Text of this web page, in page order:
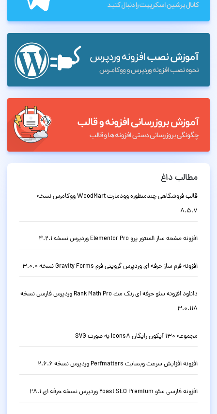
مطالب داغ
قالب فروشگاهی چندمنظوره وودمارت WoodMart ووکامرس نسخه
8.5.7
افزونه صفحه ساز المنتور پرو Elementor Pro وردپرس نسخه 4.2.1
افزونه فرم ساز حرفه ای وردپرس گرویتی فرم Gravity Forms نسخه 3.0.0
دانلود افزونه سئو حرفه ای رنک مث Rank Math Pro وردپرس فارسی نسخه
3.0.118
مجموعه 130 آیکون رایگان Icons8 به صورت SVG
افزونه افزایش سرعت وبسایت Perfmatters وردپرس نسخه 2.6.6
افزونه فارسی سئو Yoast SEO Premium وردپرس نسخه حرفه ای 28.1